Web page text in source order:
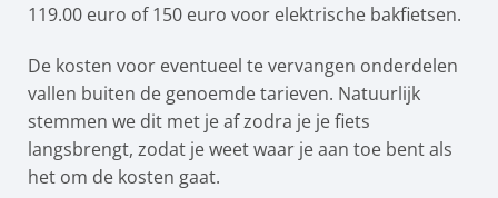
119.00 euro of 150 euro voor elektrische bakfietsen.
De kosten voor eventueel te vervangen onderdelen
vallen buiten de genoemde tarieven. Natuurlijk
stemmen we dit met je af zodra je je fiets
langsbrengt, zodat je weet waar je aan toe bent als
het om de kosten gaat.